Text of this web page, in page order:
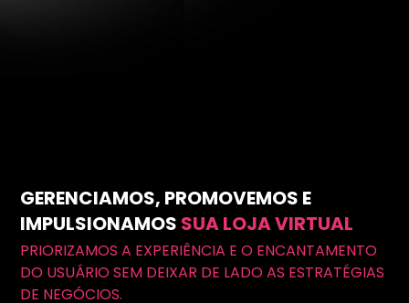
GERENCIAMOS, PROMOVEMOS E
IMPULSIONAMOS SUA LOJA VIRTUAL
PRIORIZAMOS A EXPERIÊNCIA E O ENCANTAMENTO
DO USUÁRIO SEM DEIXAR DE LADO AS ESTRATÉGIAS
DE NEGÓCIOS.